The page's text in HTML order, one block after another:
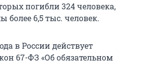
погибли 324 человека,
более 6,5 тыс. человек.
в России действует
67-ФЗ «Об обязательном